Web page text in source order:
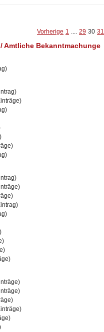
Vorherige 1 .... 29 30 31
Amtliche Bekanntmachunge